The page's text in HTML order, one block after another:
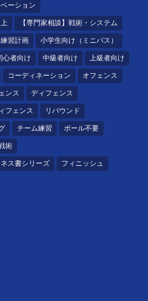
ーション
【専門家相談】戦術・システム
習計画 小学生向け（ミニバス）
心者向け 中級者向け 上級者向け
コーディネーション オフェンス
ンス ディフェンス
フェンス リバウンド
チーム練習 ボール不要
術
ス書シリーズ フィニッシュ